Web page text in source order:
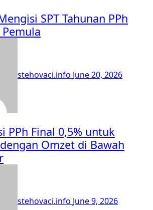
SPT Tahunan PPh
stehovaci.info June 20, 2026
PPh Final 0,5% untuk
Omzet di Bawah
stehovaci.info June 9, 2026